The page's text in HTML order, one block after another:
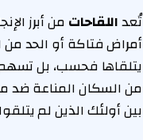
تُعداللقاحات من أبرز
أمراض فتاكة أو الحد من
يتلقاها فحسب، بل
من السكان المناعة ضد
بين أولئك الذين لم